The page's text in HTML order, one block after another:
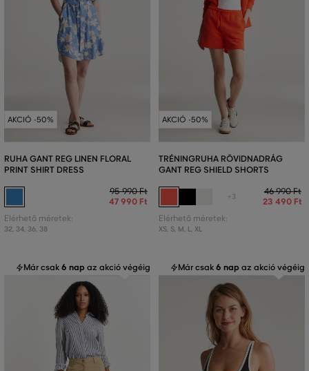
AKCIÓ -50%
RUHA GANT REG LINEN FLORAL
PRINT SHIRT DRESS
95 990 Ft
47 990 Ft
Elérhető méretek:
32 34 36, 38
AKCIÓ -50%
TRÉNINGRUHA RÖVIDNADRÁG
GANT REG SHIELD SHORTS
+3
46 990 Ft
23 490 Ft
Elérhető méretek:
XS, S, M L XL
Már csak6 nap az akció végéig Már csak6 nap az akció végéig